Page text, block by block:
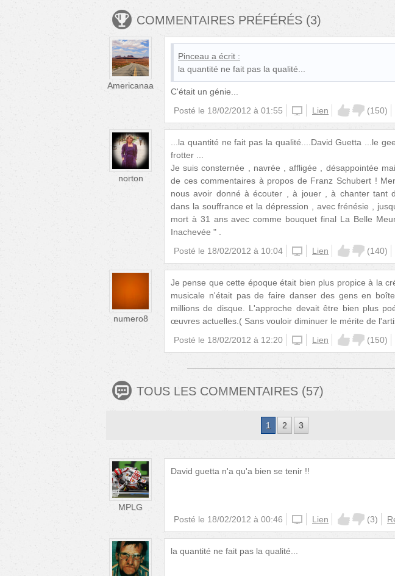
COMMENTAIRES PRÉFÉRÉS (3)
Americanaa
Pinceau a écrit :
la quantité ne fait pas la qualité...
C'était un génie...
Posté le 18/02/2012 à 01:55 iphoneLien (150)
norton
...la quantité ne fait pas la qualité....David Guetta ...le
frotter ...
Je suis consternée , navrée , affligée , désappointée
de ces commentaires à propos de Franz Schubert !
nous avoir donné à écouter , à jouer , à chanter tant
dans la souffrance et la dépression , avec frénésie ,
mort à 31 ans avec comme bouquet final La Belle
Inachevée " .
Posté le 18/02/2012 à 10:04 iphoneLien (140)
numero8
Je pense que cette époque était bien plus propice à la
musicale n'était pas de faire danser des gens en
millions de disque. L'approche devait être bien plus
œuvres actuelles.( Sans vouloir diminuer le mérite de
Posté le 18/02/2012 à 12:20 iphoneLien (150)
TOUS LES COMMENTAIRES (57)
1 2 3
MPLG
David guetta n'a qu'a bien se tenir !!
Posté le 18/02/2012 à 00:46 iphoneLien (3)
la quantité ne fait pas la qualité...